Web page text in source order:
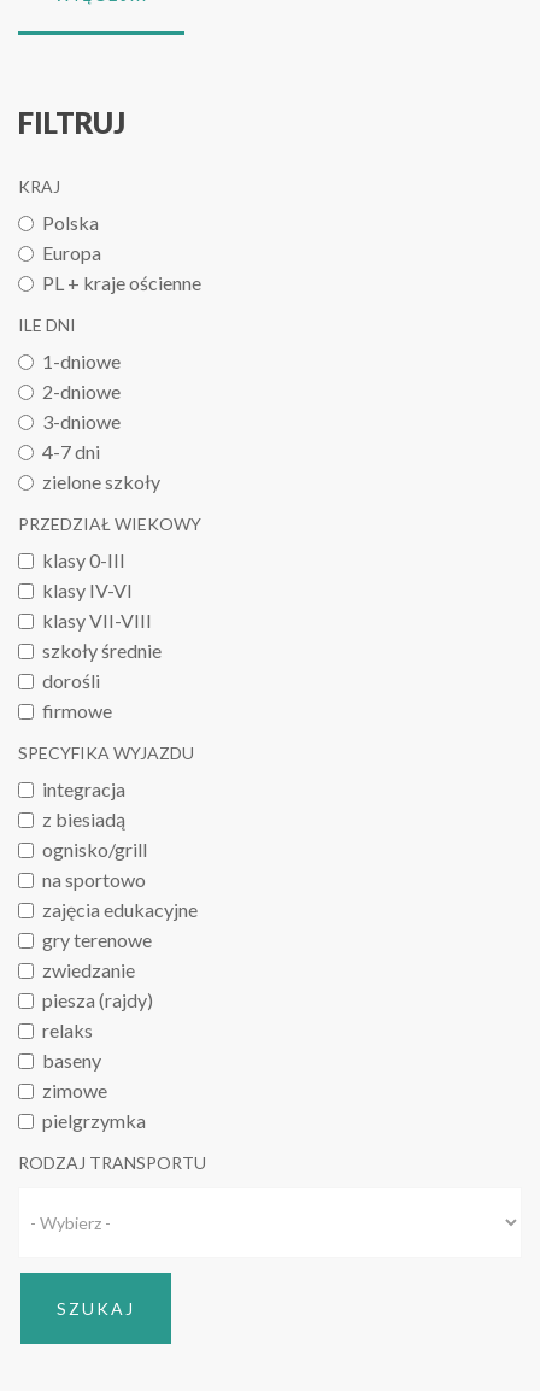
FILTRUJ
KRAJ
Polska
Europa
PL + kraje ościenne
ILE DNI
1-dniowe
2-dniowe
3-dniowe
4-7 dni
zielone szkoły
PRZEDZIAŁ WIEKOWY
klasy 0-III
klasy IV-VI
klasy VII-VIII
szkoły średnie
dorośli
firmowe
SPECYFIKA WYJAZDU
integracja
z biesiadą
ognisko/grill
na sportowo
zajęcia edukacyjne
gry terenowe
zwiedzanie
piesza (rajdy)
relaks
baseny
zimowe
pielgrzymka
RODZAJ TRANSPORTU